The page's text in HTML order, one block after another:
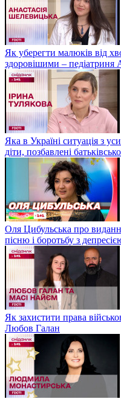
Як уберегти малюків від
здоровішими – педіатриня
Яка в Україні ситуація з
діти, позбавлені
Оля Цибульська про
пісню і боротьбу з
Як захистити права
Любов Галан